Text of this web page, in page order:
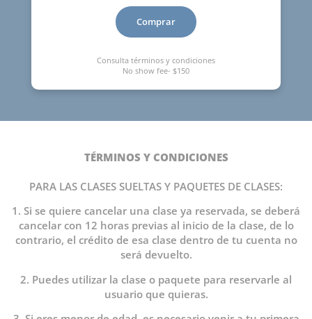
Comprar
Consulta términos y condiciones
No show fee- $150
TÉRMINOS Y CONDICIONES
PARA LAS CLASES SUELTAS Y PAQUETES DE CLASES:
1. Si se quiere cancelar una clase ya reservada, se deberá
cancelar con 12 horas previas al inicio de la clase, de lo
contrario, el crédito de esa clase dentro de tu cuenta no
será devuelto.
2. Puedes utilizar la clase o paquete para reservarle al
usuario que quieras.